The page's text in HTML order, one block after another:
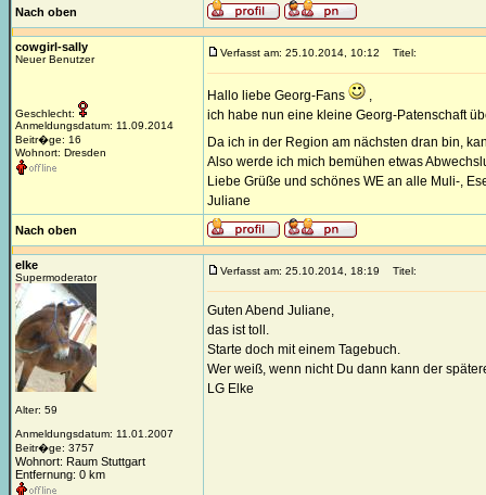
Nach oben
cowgirl-sally
Neuer Benutzer
Geschlecht:
Anmeldungsdatum: 11.09.2014
Beitr�ge: 16
Wohnort: Dresden
Verfasst am: 25.10.2014, 10:12 Titel:
Hallo liebe Georg-Fans
,
ich habe nun eine kleine Georg-Patenschaft
Da ich in der Region am nächsten dran bin,
Also werde ich mich bemühen etwas
Liebe Grüße und schönes WE an alle Muli-,
Juliane
Nach oben
elke
Supermoderator
Alter: 59
Anmeldungsdatum: 11.01.2007
Beitr�ge: 3757
Wohnort: Raum Stuttgart
Entfernung: 0 km
Verfasst am: 25.10.2014, 18:19 Titel:
Guten Abend Juliane,
das ist toll.
Starte doch mit einem Tagebuch.
Wer weiß, wenn nicht Du dann kann der
LG Elke